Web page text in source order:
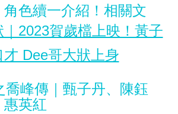
角色續一介紹！相關文
2023賀歲檔上映！黃子
Dee哥大狀上身
喬峰傳｜甄子丹、陳鈺
惠英紅